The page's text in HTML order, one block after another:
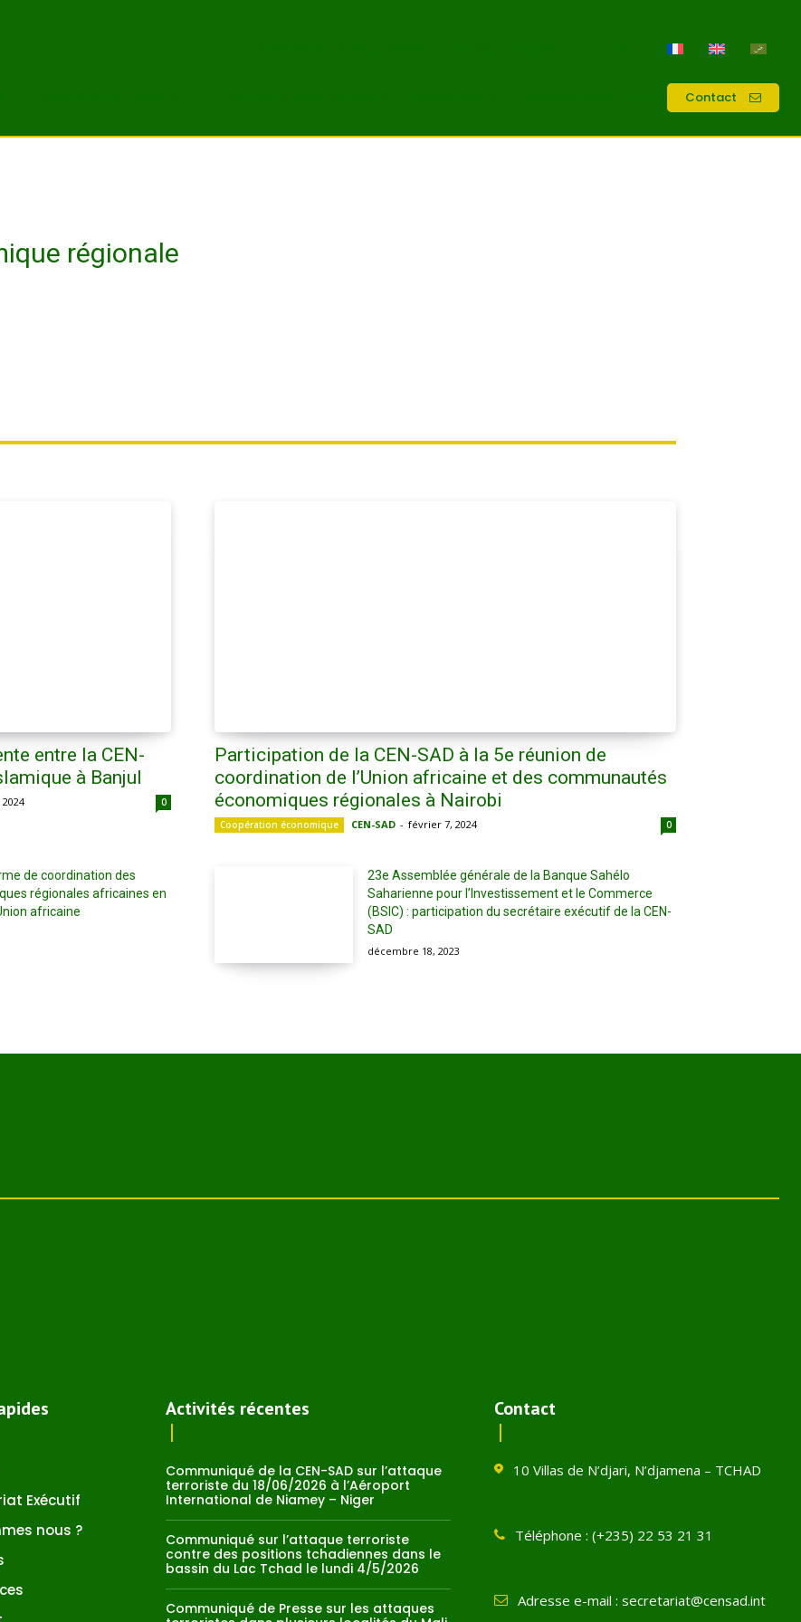
Contact
régionale
entre la CEN-
à Banjul
0
Participation de la CEN-SAD à la 5e réunion de
coordination de l’Union africaine et des communautés
économiques régionales à Nairobi
Coopération économique CEN-SAD - février 7, 2024 0
de coordination des
régionales africaines en
africaine
23e Assemblée générale de la Banque Sahélo
Saharienne pour l’Investissement et le Commerce
(BSIC) : participation du secrétaire exécutif de la CEN-
SAD
décembre 18, 2023
Exécutif
nous ?
Activités récentes
Communiqué de la CEN-SAD sur l’attaque
terroriste du 18/06/2026 à l’Aéroport
International de Niamey – Niger
Communiqué sur l’attaque terroriste
contre des positions tchadiennes dans le
bassin du Lac Tchad le lundi 4/5/2026
Communiqué de Presse sur les attaques
Contact
10 Villas de N’djari, N’djamena – TCHAD
Téléphone : (+235) 22 53 21 31
Adresse e-mail : secretariat@censad.int